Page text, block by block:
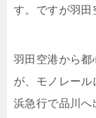
す。ですが羽田
羽田空港から都
が、モノレー
浜急行で品川へ